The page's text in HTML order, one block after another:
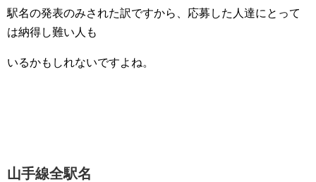
駅名の発表のみされた訳ですから、応募した人達にとって
は納得し難い人も
いるかもしれないですよね。
山手線全駅名